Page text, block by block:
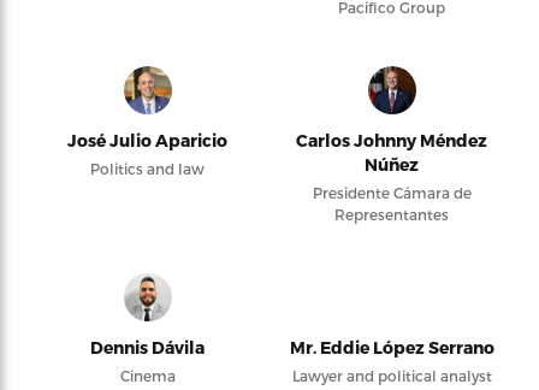
Pacifico Group
José Julio Aparicio
Politics and law
Carlos Johnny Méndez
Núñez
Presidente Cámara de
Representantes
Dennis Dávila
Cinema
Mr. Eddie López Serrano
Lawyer and political analyst